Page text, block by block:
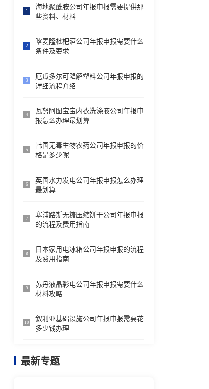
1
海地聚酰胺公司年报申报需要提供那
些资料、材料
2
喀麦隆枇杷酒公司年报申报需要什么
条件及要求
3
厄瓜多尔可降解塑料公司年报申报的
详细流程介绍
4
瓦努阿图宝宝内衣洗涤液公司年报申
报怎么办理最划算
5
韩国无毒生物农药公司年报申报的价
格是多少呢
6
英国水力发电公司年报申报怎么办理
最划算
7
塞浦路斯无糖压缩饼干公司年报申报
的流程及费用指南
8
日本家用电冰箱公司年报申报的流程
及费用指南
9
苏丹液晶彩电公司年报申报需要什么
材料攻略
10
叙利亚基础设施公司年报申报需要花
多少钱办理
最新专题